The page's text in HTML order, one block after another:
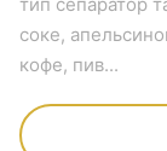
соке,
кофе, пив...